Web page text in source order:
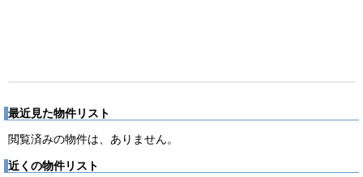
最近見た物件リスト
閲覧済みの物件は、ありません。
近くの物件リスト